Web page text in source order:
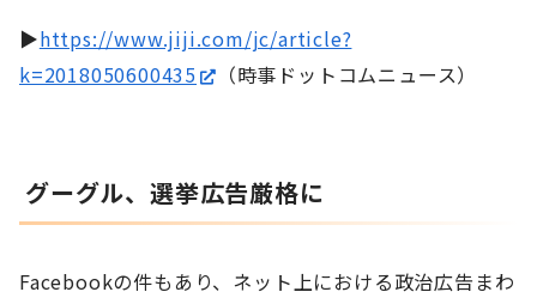
▶https://www.jiji.com/jc/article?
k=2018050600435
（時事ドットコムニュース）
グーグル、選挙広告厳格に
Facebookの件もあり、ネット上における政治広告まわ